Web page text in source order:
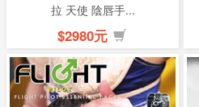
拉 天使 陰唇手...
$2980元